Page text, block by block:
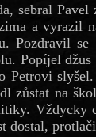
sebral
a vyrazil
Pozdravil
Popíjel
Petrovi
zůstat na
Vždycky